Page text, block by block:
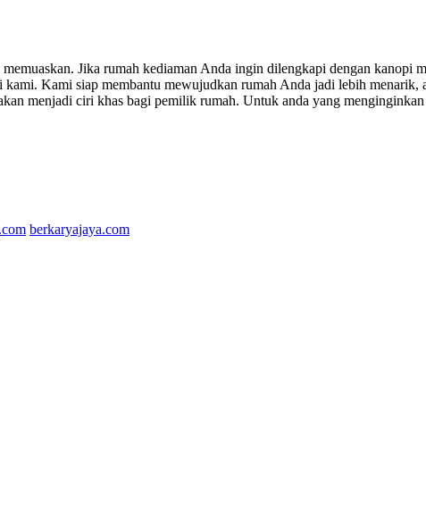
Jika rumah kediaman Anda ingin dilengkapi dengan kanopi
Kami siap membantu mewujudkan rumah Anda jadi lebih menarik,
menjadi ciri khas bagi pemilik rumah. Untuk anda yang
berkaryajaya.com